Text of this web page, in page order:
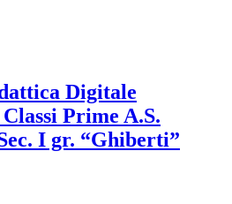
Digitale
Prime A.S.
I gr. “Ghiberti”